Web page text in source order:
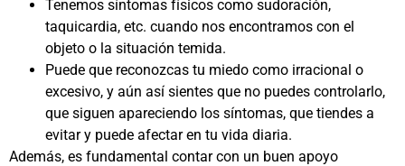
Tenemos síntomas físicos como sudoración,
taquicardia, etc. cuando nos encontramos con el
objeto o la situación temida.
Puede que reconozcas tu miedo como irracional o
excesivo, y aún así sientes que no puedes controlarlo,
que siguen apareciendo los síntomas, que tiendes a
evitar y puede afectar en tu vida diaria.
Además, es fundamental contar con un buen apoyo